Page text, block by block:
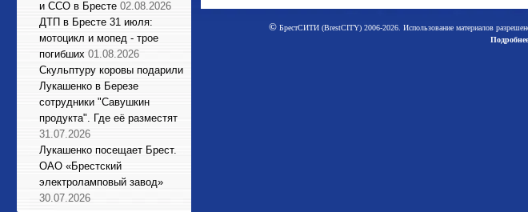
и ССО в Бресте 02.08.2026
ДТП в Бресте 31 июля:
мотоцикл и мопед - трое
погибших 01.08.2026
Cкульптуру коровы подарили
Лукашенко в Березе
сотрудники "Савушкин
продукта". Где её разместят
31.07.2026
Лукашенко посещает Брест.
ОАО «Брестский
электроламповый завод»
30.07.2026
©БрестСИТИ (BrestCITY) 2006-2026. Использование материалов